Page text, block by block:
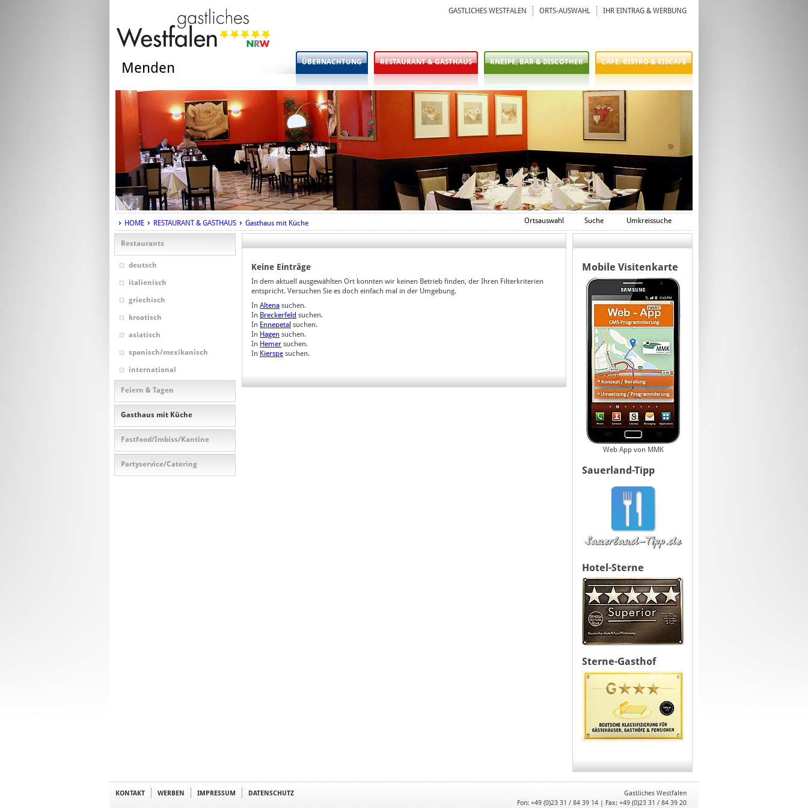
Ortsauswahl Suche Umkreissuche
IHR EINTRAG & WERBUNG
ORTS-AUSWAHL
GASTLICHES WESTFALEN
Menden ÜBERNACHTUNG RESTAURANT & GASTHAUS KNEIPE, BAR & DISCOTHEK CAFE, BISTRO & EISCAFE
HOME RESTAURANT & GASTHAUS Gasthaus mit Küche
Restaurants
deutsch
italienisch
griechisch
kroatisch
asiatisch
spanisch/mexikanisch
international
Feiern & Tagen
Gasthaus mit Küche
Fastfood/Imbiss/Kantine
Partyservice/Catering
Keine Einträge
In dem aktuell ausgewählten Ort konnten wir keinen Betrieb finden, der Ihren Filterkriterien
entspricht. Versuchen Sie es doch einfach mal in der Umgebung.
In Altena suchen.
In Breckerfeld suchen.
In Ennepetal suchen.
In Hagen suchen.
In Hemer suchen.
In Kierspe suchen.
Mobile Visitenkarte
Web App von MMK
Sauerland-Tipp
Hotel-Sterne
Sterne-Gasthof
KONTAKT WERBEN IMPRESSUM DATENSCHUTZ
Gastliches Westfalen
Fon: +49 (0)23 31 / 84 39 14 | Fax: +49 (0)23 31 / 84 39 20